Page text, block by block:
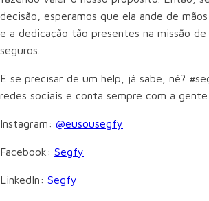
decisão, esperamos que ela ande de
e a dedicação tão presentes na missão de
seguros.
E se precisar de um help, já sabe, né?
redes sociais e conta sempre com a
Instagram: @eusousegfy
Facebook: Segfy
LinkedIn: Segfy